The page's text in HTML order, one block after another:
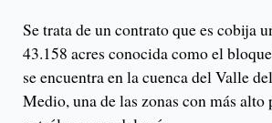
Se trata de un contrato que es cobija
43.158 acres conocida como el
se encuentra en la cuenca del Valle
Medio, una de las zonas con más alto